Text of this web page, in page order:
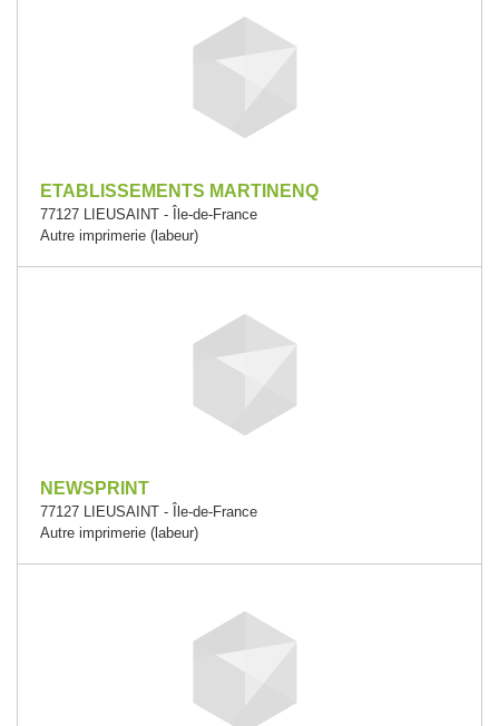
ETABLISSEMENTS MARTINENQ
77127 LIEUSAINT - Île-de-France
Autre imprimerie (labeur)
NEWSPRINT
77127 LIEUSAINT - Île-de-France
Autre imprimerie (labeur)